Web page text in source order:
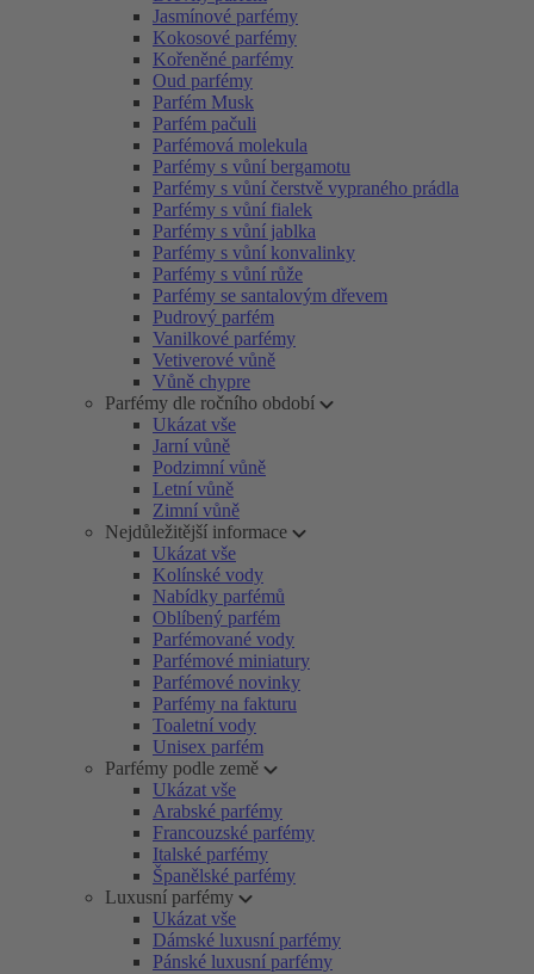
Jasmínové parfémy
Kokosové parfémy
Kořeněné parfémy
Oud parfémy
Parfém Musk
Parfém pačuli
Parfémová molekula
Parfémy s vůní bergamotu
Parfémy s vůní čerstvě vypraného prádla
Parfémy s vůní fialek
Parfémy s vůní jablka
Parfémy s vůní konvalinky
Parfémy s vůní růže
Parfémy se santalovým dřevem
Pudrový parfém
Vanilkové parfémy
Vetiverové vůně
Vůně chypre
Parfémy dle ročního období
Ukázat vše
Jarní vůně
Podzimní vůně
Letní vůně
Zimní vůně
Nejdůležitější informace
Ukázat vše
Kolínské vody
Nabídky parfémů
Oblíbený parfém
Parfémované vody
Parfémové miniatury
Parfémové novinky
Parfémy na fakturu
Toaletní vody
Unisex parfém
Parfémy podle země
Ukázat vše
Arabské parfémy
Francouzské parfémy
Italské parfémy
Španělské parfémy
Luxusní parfémy
Ukázat vše
Dámské luxusní parfémy
Pánské luxusní parfémy